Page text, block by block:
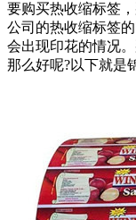
要购买热收缩标签
公司的热收缩标签
会出现印花的情况
那么好呢?以下就是